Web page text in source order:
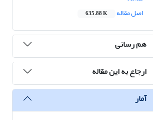
اصل مقاله
635.88 K
هم رسانی
ارجاع به این مقاله
آمار